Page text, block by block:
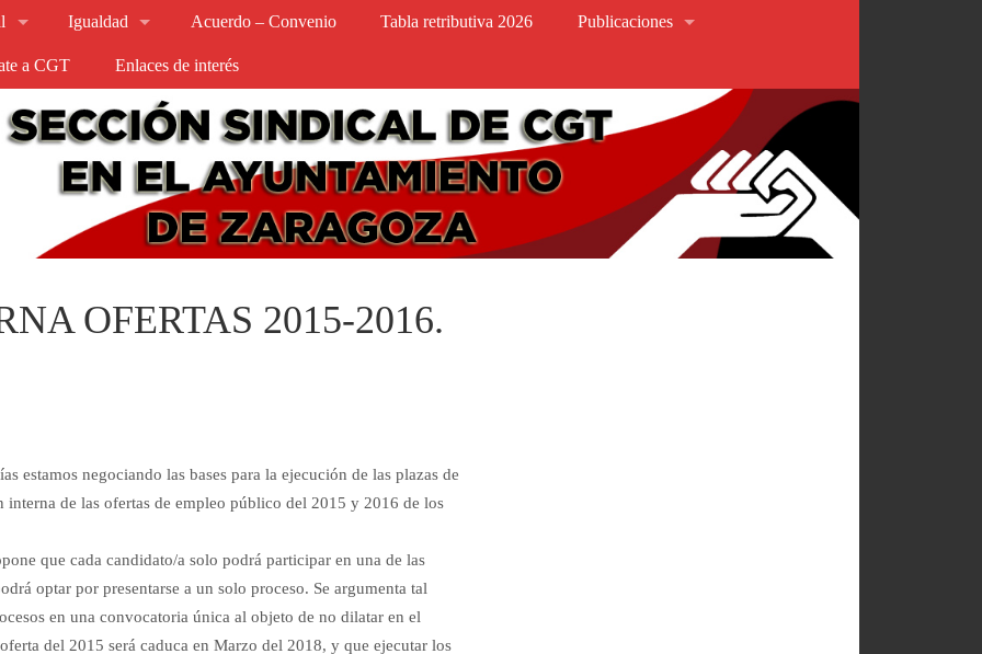
Igualdad Acuerdo – Convenio Tabla retributiva 2026 Publicaciones
a CGT Enlaces de interés
OFERTAS 2015-2016.
estamos negociando las bases para la ejecución de las plazas de
interna de las ofertas de empleo público del 2015 y 2016 de los
que cada candidato/a solo podrá participar en una de las
optar por presentarse a un solo proceso. Se argumenta tal
en una convocatoria única al objeto de no dilatar en el
del 2015 será caduca en Marzo del 2018, y que ejecutar los